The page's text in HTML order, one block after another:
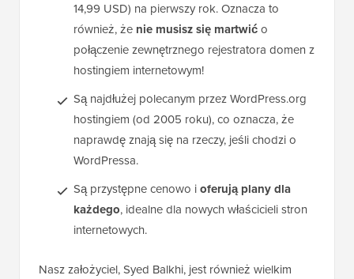
14,99 USD) na pierwszy rok. Oznacza to
również, że nie musisz się martwićo
połączenie zewnętrznego rejestratora domen z
hostingiem internetowym!
Są najdłużej polecanym przez WordPress.org
hostingiem (od 2005 roku), co oznacza, że
naprawdę znają się na rzeczy, jeśli chodzi o
WordPressa.
Są przystępne cenowo ioferują plany dla
każdego, idealne dla nowych właścicieli stron
internetowych.
Nasz założyciel, Syed Balkhi, jest również wielkim